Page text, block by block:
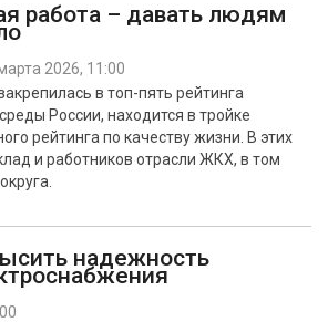
работа – давать людям
2026, 11:00
в топ-пять рейтинга
России, находится в тройке
рейтинга по качеству жизни. В этих
и работников отрасли ЖКХ, в том
надежность